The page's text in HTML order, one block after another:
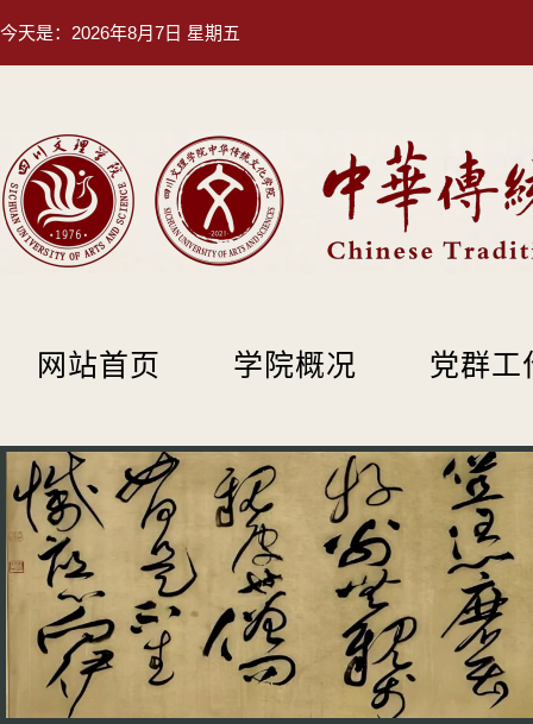
今天是： 2026年8月7日 星期五
网站首页 学院概况 党群工